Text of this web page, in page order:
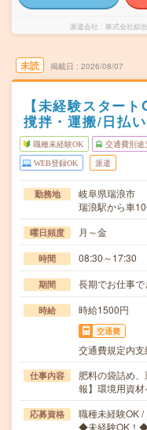
派遣会社 株式会社綜
未読 掲載日 2026/08/07
【未経験スター
撹拌・運搬/日払
職種未経験OK 交通費別途
WEB登録OK 派遣
勤務地
岐阜県瑞浪市
瑞浪駅から車
曜日頻度 月～金
時間 08:30～17:30
期間 長期でお仕事で
時給 時給1500円
交通費
交通費規定内支
仕事内容
肥料の袋詰め
報】環境用資
応募資格
職種未経験OK
◆未経験OK！